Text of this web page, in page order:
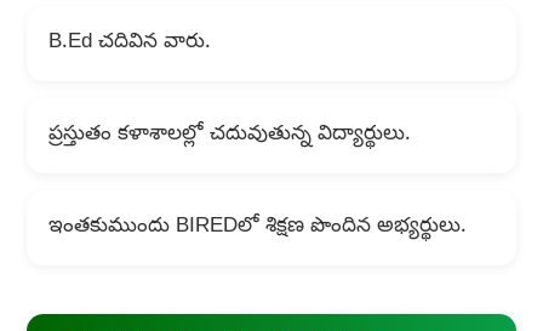
B.Ed చదివిన వారు.
ప్రస్తుతం కళాశాలల్లో చదువుతున్న విద్యార్థులు.
ఇంతకుముందు BIREDలో శిక్షణ పొందిన అభ్యర్థులు.